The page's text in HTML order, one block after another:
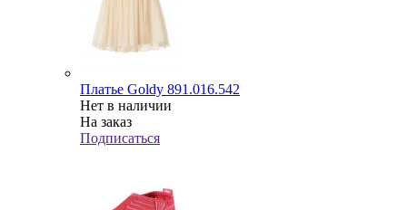
Платье Goldy 891.016.542
Нет в наличии
На заказ
Подписаться